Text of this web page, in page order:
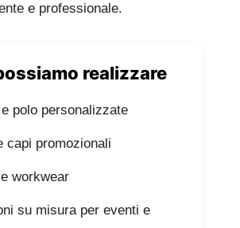
e professionale.
realizzare
polo personalizzate
capi promozionali
workwear
su misura per eventi e